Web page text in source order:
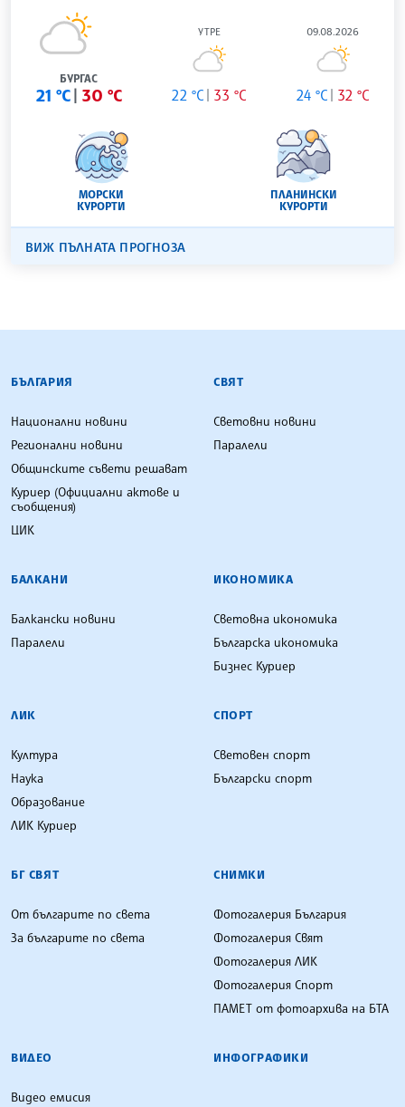
БУРГАС
21 °C 30 °C
УТРЕ
22 °C 33 °C
09.08.2026
24 °C 32 °C
МОРСКИ
КУРОРТИ
ПЛАНИНСКИ
КУРОРТИ
ВИЖ ПЪЛНАТА ПРОГНОЗА
БЪЛГАРСКА ТЕЛЕГРАФНА АГЕНЦИЯ
БЪЛГАРИЯ
Национални новини
Регионални новини
Общинските съвети решават
Куриер (Официални актове и
съобщения)
ЦИК
СВЯТ
Световни новини
Паралели
БАЛКАНИ
Балкански новини
Паралели
ИКОНОМИКА
Световна икономика
Българска икономика
Бизнес Куриер
ЛИК
Култура
Наука
Образование
ЛИК Куриер
СПОРТ
Световен спорт
Български спорт
БГ СВЯТ
От българите по света
За българите по света
СНИМКИ
Фотогалерия България
Фотогалерия Свят
Фотогалерия ЛИК
Фотогалерия Спорт
ПАМЕТ от фотоархива на БТА
ВИДЕО
Видео емисия
ИНФОГРАФИКИ